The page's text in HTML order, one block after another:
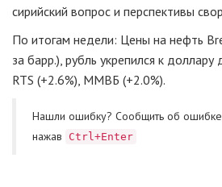
сирийский вопрос и перспективы
По итогам недели: Цены на нефть
за барр.), рубль укрепился к
RTS (+2.6%), ММВБ (+2.0%).
Нашли ошибку? Cообщить об
нажав
Ctrl+Enter